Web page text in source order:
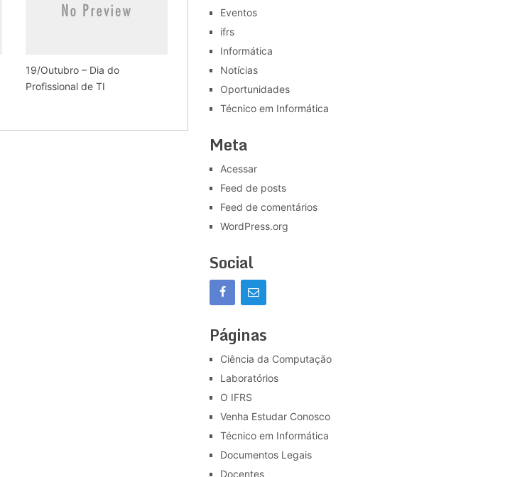
19/Outubro – Dia do
Profissional de TI
Eventos
ifrs
Informática
Notícias
Oportunidades
Técnico em Informática
Meta
Acessar
Feed de posts
Feed de comentários
WordPress.org
Social
Páginas
Ciência da Computação
Laboratórios
O IFRS
Venha Estudar Conosco
Técnico em Informática
Documentos Legais
Docentes